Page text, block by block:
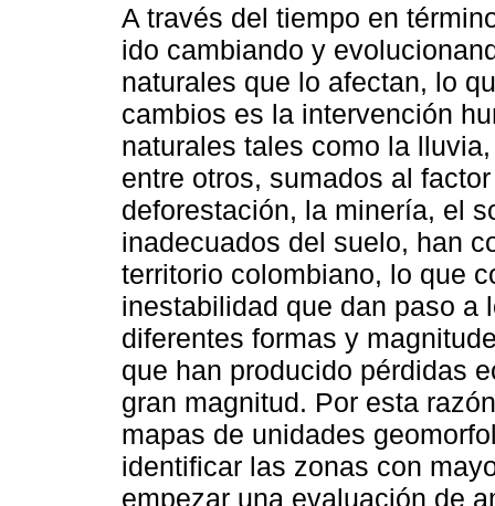
A través del tiempo en
ido cambiando y
naturales que lo afectan, lo
cambios es la intervención
naturales tales como la
entre otros, sumados al
deforestación, la minería, el
inadecuados del suelo, han
territorio colombiano, lo que
inestabilidad que dan paso a
diferentes formas y
que han producido pérdidas
gran magnitud. Por esta
mapas de unidades
identificar las zonas con
empezar una evaluación de